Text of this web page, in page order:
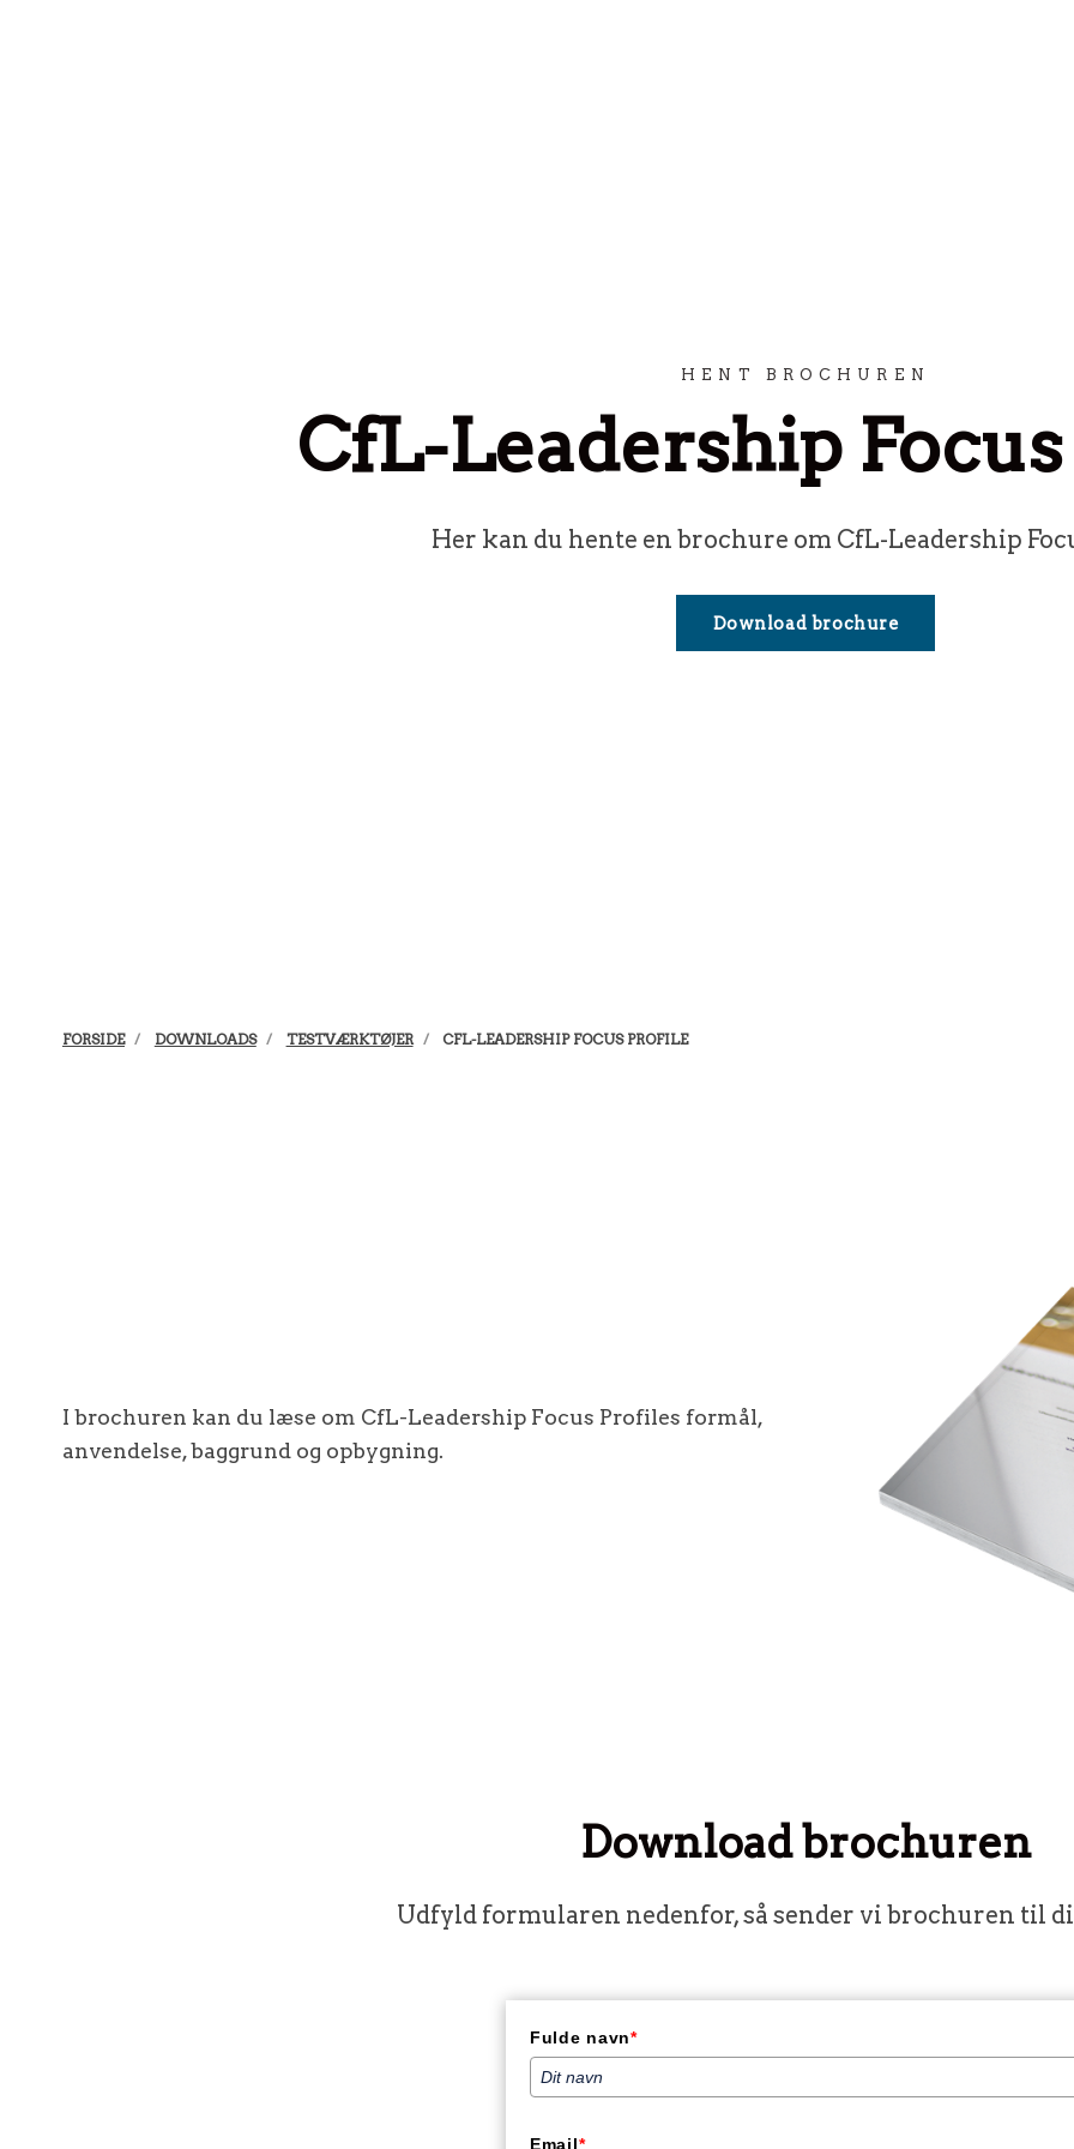
HENT BROCHUREN
CfL-Leadership
Her kan du hente en brochure om CfL-Leadership
Download brochure
FORSIDE DOWNLOADS TESTVÆRKTØJER CFL-LEADERSHIP FOCUS PROFILE
I brochuren kan du læse om CfL-Leadership Focus Profiles formål,
anvendelse, baggrund og opbygning.
Download brochuren
Udfyld formularen nedenfor, så sender vi brochuren til
Fulde navn*
Email*